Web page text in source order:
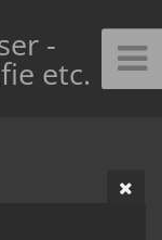
-
etc.